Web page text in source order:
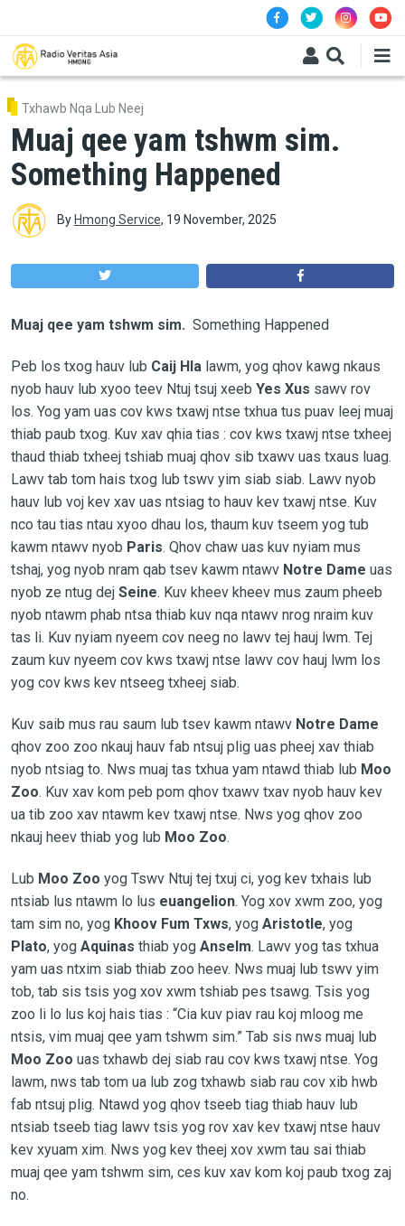
Txhawb Nqa Lub Neej
Muaj qee yam tshwm sim.
Something Happened
By Hmong Service, 19 November, 2025
Muaj qee yam tshwm sim. Something Happened
Peb los txog hauv lub Caij Hlalawm, yog qhov kawg nkaus
nyob hauv lub xyoo teev Ntuj tsuj xeeb Yes Xus sawv rov
los. Yog yam uas cov kws txawj ntse txhua tus puav leej muaj
thiab paub txog. Kuv xav qhia tias : cov kws txawj ntse txheej
thaud thiab txheej tshiab muaj qhov sib txawv uas txaus luag.
Lawv tab tom hais txog lub tswv yim siab siab. Lawv nyob
hauv lub voj kev xav uas ntsiag to hauv kev txawj ntse. Kuv
nco tau tias ntau xyoo dhau los, thaum kuv tseem yog tub
kawm ntawv nyob Paris. Qhov chaw uas kuv nyiam mus
tshaj, yog nyob nram qab tsev kawm ntawv Notre Dame uas
nyob ze ntug dej Seine. Kuv kheev kheev mus zaum pheeb
nyob ntawm phab ntsa thiab kuv nqa ntawv nrog nraim kuv
tas li. Kuv nyiam nyeem cov neeg no lawv tej hauj lwm. Tej
zaum kuv nyeem cov kws txawj ntse lawv cov hauj lwm los
yog cov kws kev ntseeg txheej siab.
Kuv saib mus rau saum lub tsev kawm ntawv Notre Dame
qhov zoo zoo nkauj hauv fab ntsuj plig uas pheej xav thiab
nyob ntsiag to. Nws muaj tas txhua yam ntawd thiab lub Moo
Zoo. Kuv xav kom peb pom qhov txawv txav nyob hauv kev
ua tib zoo xav ntawm kev txawj ntse. Nws yog qhov zoo
nkauj heev thiab yog lub Moo Zoo.
Lub Moo Zoo yog Tswv Ntuj tej txuj ci, yog kev txhais lub
ntsiab lus ntawm lo lus euangelion. Yog xov xwm zoo, yog
tam sim no, yog Khoov Fum Txws, yog Aristotle, yog
Plato, yog Aquinas thiab yog Anselm. Lawv yog tas txhua
yam uas ntxim siab thiab zoo heev. Nws muaj lub tswv yim
tob, tab sis tsis yog xov xwm tshiab pes tsawg. Tsis yog
zoo li lo lus koj hais tias : “Cia kuv piav rau koj mloog me
ntsis, vim muaj qee yam tshwm sim.” Tab sis nws muaj lub
Moo Zoo uas txhawb dej siab rau cov kws txawj ntse. Yog
lawm, nws tab tom ua lub zog txhawb siab rau cov xib hwb
fab ntsuj plig. Ntawd yog qhov tseeb tiag thiab hauv lub
ntsiab tseeb tiag lawv tsis yog rov xav kev txawj ntse hauv
kev xyuam xim. Nws yog kev theej xov xwm tau sai thiab
muaj qee yam tshwm sim, ces kuv xav kom koj paub txog zaj
no.